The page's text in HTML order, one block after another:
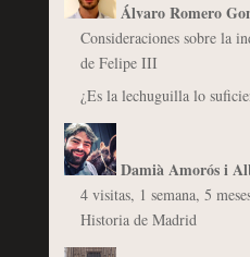
Álvaro Romero
Consideraciones sobre la
de Felipe III
¿Es la lechuguilla lo
Damià Amorós i
4 visitas, 1 semana, 5
Historia de Madrid